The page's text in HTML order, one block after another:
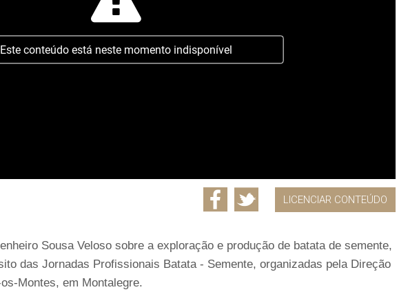
Este conteúdo está neste momento indisponível
LICENCIAR CONTEÚDO
Sousa Veloso sobre a exploração e produção de batata de semente,
das Jornadas Profissionais Batata - Semente, organizadas pela Direção
Montes, em Montalegre.